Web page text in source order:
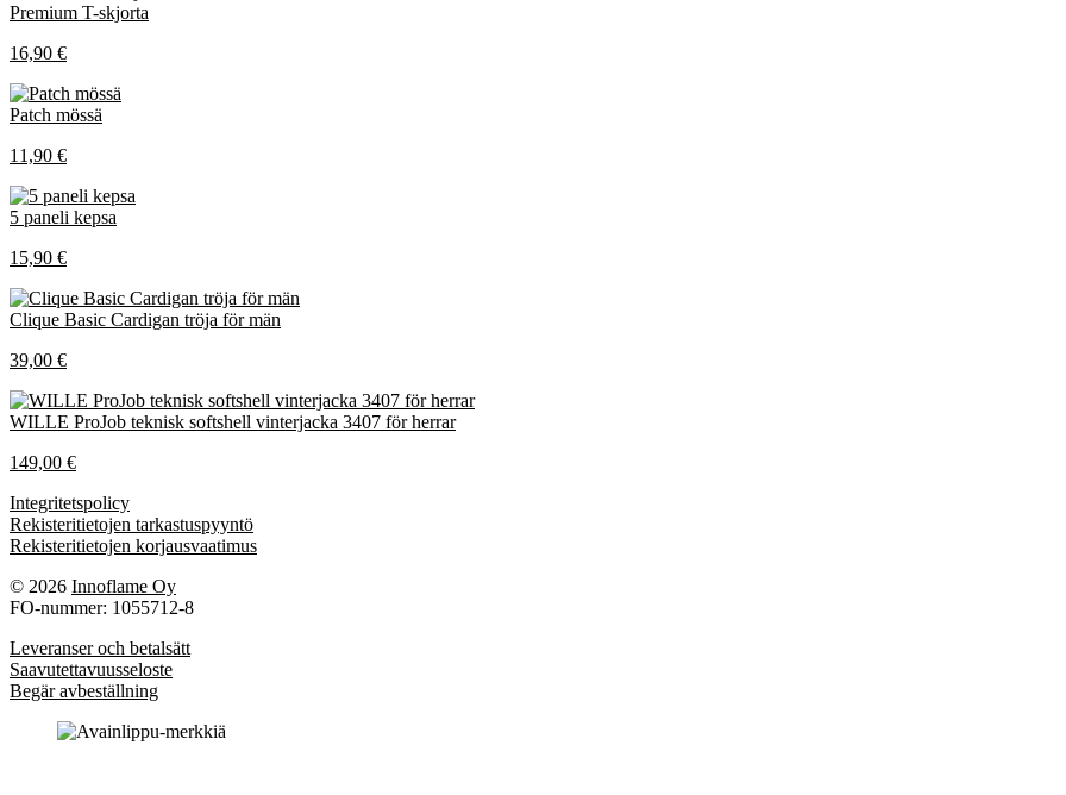
Premium T-skjorta
16,90 €
Patch mössä
11,90 €
5 paneli kepsa
15,90 €
Clique Basic Cardigan tröja för män
39,00 €
WILLE ProJob teknisk softshell vinterjacka 3407 för herrar
149,00 €
Integritetspolicy
Rekisteritietojen tarkastuspyyntö
Rekisteritietojen korjausvaatimus
© 2026 Innoflame Oy
FO-nummer: 1055712-8
Leveranser och betalsätt
Saavutettavuusseloste
Begär avbeställning